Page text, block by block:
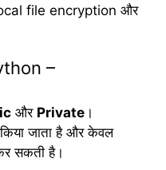
file encryption और
–
और Private ।
जाता है और केवल
सकती है।